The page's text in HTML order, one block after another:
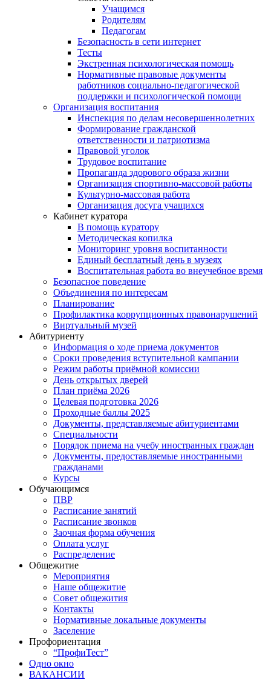
Учащимся
Родителям
Педагогам
Безопасность в сети интернет
Тесты
Экстренная психологическая помощь
Нормативные правовые документы
работников социально-педагогической
поддержки и психологической помощи
Организация воспитания
Инспекция по делам несовершеннолетних
Формирование гражданской
ответственности и патриотизма
Правовой уголок
Трудовое воспитание
Пропаганда здорового образа жизни
Организация спортивно-массовой работы
Культурно-массовая работа
Организация досуга учащихся
Кабинет куратора
В помощь куратору
Методическая копилка
Мониторинг уровня воспитанности
Единый бесплатный день в музеях
Воспитательная работа во внеучебное время
Безопасное поведение
Объединения по интересам
Планирование
Профилактика коррупционных правонарушений
Виртуальный музей
Абитуриенту
Информация о ходе приема документов
Сроки проведения вступительной кампании
Режим работы приёмной комиссии
День открытых дверей
План приёма 2026
Целевая подготовка 2026
Проходные баллы 2025
Документы, представляемые абитуриентами
Специальности
Порядок приема на учебу иностранных граждан
Документы, предоставляемые иностранными
гражданами
Курсы
Обучающимся
ПВР
Расписание занятий
Расписание звонков
Заочная форма обучения
Оплата услуг
Распределение
Общежитие
Мероприятия
Наше общежитие
Совет общежития
Контакты
Нормативные локальные документы
Заселение
Профориентация
“ПрофиТест”
Одно окно
ВАКАНСИИ